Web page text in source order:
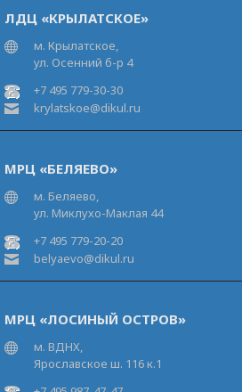
ЛДЦ «КРЫЛАТСКОЕ»
м. Крылатское,
ул. Осенний б-р 4
+7 495 779-30-30
krylatskoe@dikul.ru
МРЦ «БЕЛЯЕВО»
м. Беляево,
ул. Миклухо-Маклая 44
+7 495 779-20-20
belyaevo@dikul.ru
МРЦ «ЛОСИНЫЙ ОСТРОВ»
м. ВДНХ,
Ярославское ш. 116 к.1